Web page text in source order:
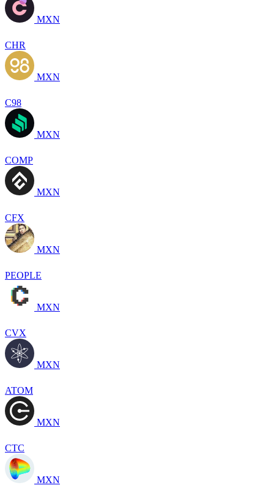
MXN
CHR
MXN
C98
MXN
COMP
MXN
CFX
MXN
PEOPLE
MXN
CVX
MXN
ATOM
MXN
CTC
MXN